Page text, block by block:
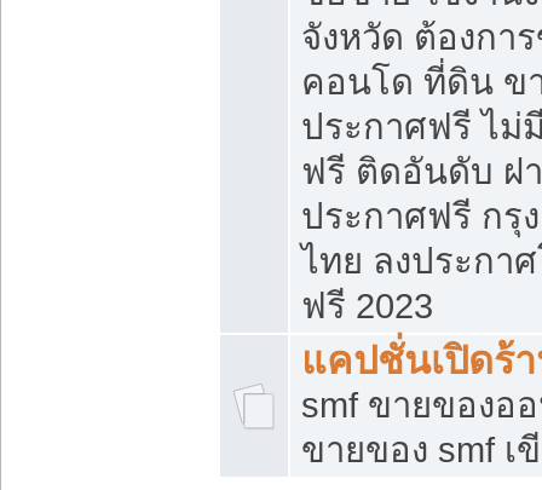
จังหวัด ต้องกา
คอนโด ที่ดิน ข
ประกาศฟรี ไม่
ฟรี ติดอันดับ ฝ
ประกาศฟรี กรุ
ไทย ลงประกา
ฟรี 2023
แคปชั่นเปิดร้
smf ขายของอ
ขายของ smf เ